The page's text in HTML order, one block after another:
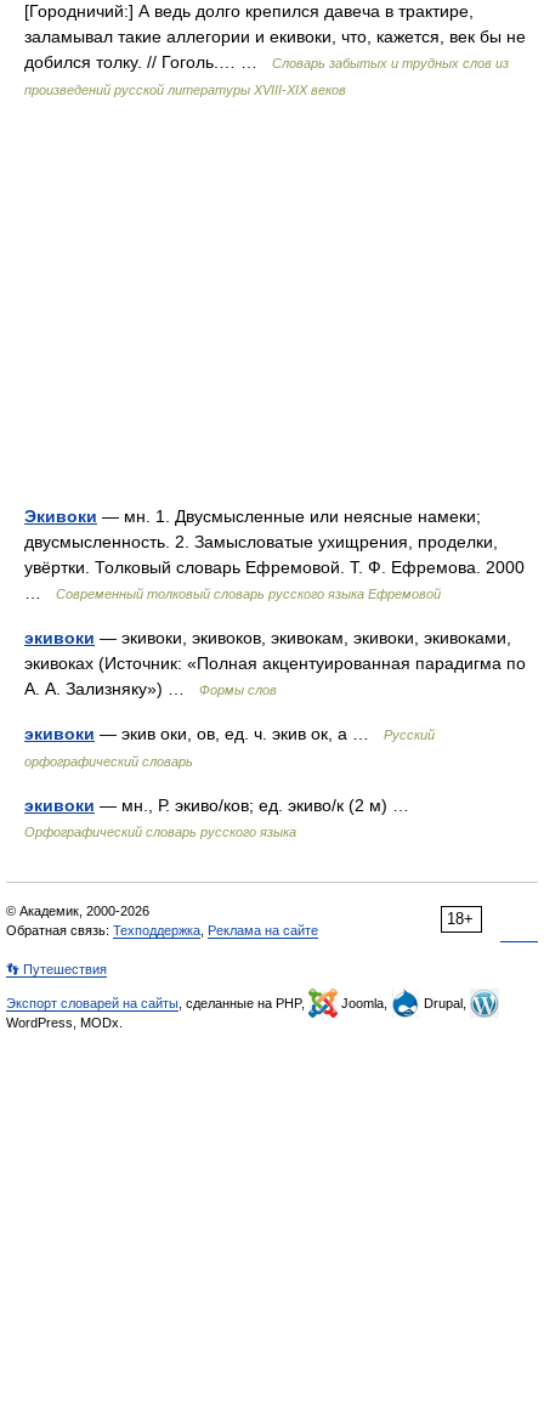
[Городничий:] А ведь долго крепился давеча в трактире,
заламывал такие аллегории и екивоки, что, кажется, век бы не
добился толку. // Гоголь.… …
Словарь забытых и трудных слов из
произведений русской литературы ХVIII-ХIХ веков
Экивоки — мн. 1. Двусмысленные или неясные намеки;
двусмысленность. 2. Замысловатые ухищрения, проделки,
увёртки. Толковый словарь Ефремовой. Т. Ф. Ефремова. 2000
Современный толковый словарь русского языка Ефремовой
экивоки — экивоки, экивоков, экивокам, экивоки, экивоками,
экивоках (Источник: «Полная акцентуированная парадигма по
А. А. Зализняку») …
Формы слов
экивоки — экив оки, ов, ед. ч. экив ок, а …
Русский
орфографический словарь
экивоки — мн., Р. экиво/ков; ед. экиво/к (2 м) …
Орфографический словарь русского языка
18+
© Академик, 2000-2026
Обратная связь: Техподдержка Реклама на сайте
👣 Путешествия
Экспорт словарей на сайты , сделанные на PHP, Joomla,
Drupal,
WordPress, MODx.